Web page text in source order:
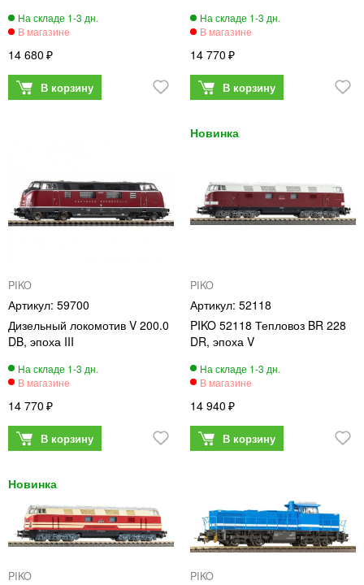
14 680 14 770
PIKO
59700
Дизельный локомотив V 200.0
DB, эпоха III
14 770
PIKO
52118
PIKO 52118 Тепловоз BR 228
DR, эпоха V
14 940
PIKO PIKO